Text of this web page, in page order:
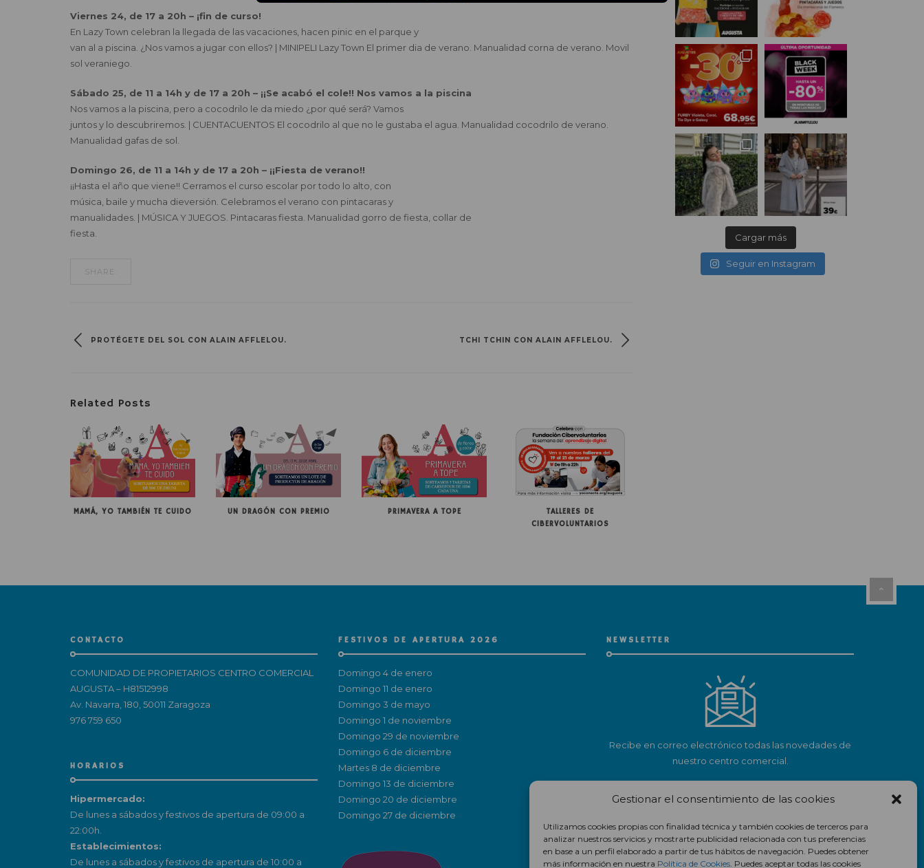
Gestionar el consentimiento de las cookies
Utilizamos cookies propias con finalidad técnica y también cookies de terceros para
analizar nuestros servicios y mostrarte publicidad relacionada con tus preferencias
en base a un perfil elaborado a partir de tus hábitos de navegación. Puedes obtener
más información en nuestra Política de Cookies. Puedes aceptar todas las cookies
Viernes 24, de 17 a 20h – ¡fin de curso!
En Lazy Town celebran la llegada de las vacaciones, hacen pinic en el parque y
van al a piscina. ¿Nos vamos a jugar con ellos? | MINIPELI Lazy Town El primer dia de verano. Manualidad corna de verano. Movil
sol veraniego.
Sábado 25, de 11 a 14h y de 17 a 20h – ¡¡Se acabó el cole!! Nos vamos a la piscina
Nos vamos a la piscina, pero a cocodrilo le da miedo ¿por qué será? Vamos
juntos y lo descubriremos. | CUENTACUENTOS El cocodrilo al que no le gustaba el agua. Manualidad cocodrilo de verano.
Manualidad gafas de sol.
Domingo 26, de 11 a 14h y de 17 a 20h – ¡¡Fiesta de verano!!
¡¡Hasta el año que viene!! Cerramos el curso escolar por todo lo alto, con
música, baile y mucha dieversión. Celebramos el verano con pintacaras y
manualidades. | MÚSICA Y JUEGOS. Pintacaras fiesta. Manualidad gorro de fiesta, collar de
fiesta.
SHARE:
PROTÉGETE DEL SOL CON ALAIN AFFLELOU. TCHI TCHIN CON ALAIN AFFLELOU.
Related Posts
MAMÁ, YO TAMBIÉN TE CUIDO UN DRAGÓN CON PREMIO PRIMAVERA A TOPE
TALLERES DE
CIBERVOLUNTARIOS
Cargar más
Seguir en Instagram
CONTACTO
COMUNIDAD DE PROPIETARIOS CENTRO COMERCIAL
AUGUSTA – H81512998
Av. Navarra, 180, 50011 Zaragoza
976 759 650
HORARIOS
Hipermercado:
De lunes a sábados y festivos de apertura de 09:00 a
22:00h.
Establecimientos:
De lunes a sábados y festivos de apertura de 10:00 a
FESTIVOS DE APERTURA 2026
Domingo 4 de enero
Domingo 11 de enero
Domingo 3 de mayo
Domingo 1 de noviembre
Domingo 29 de noviembre
Domingo 6 de diciembre
Martes 8 de diciembre
Domingo 13 de diciembre
Domingo 20 de diciembre
Domingo 27 de diciembre
NEWSLETTER
Recibe en correo electrónico todas las novedades de
nuestro centro comercial.